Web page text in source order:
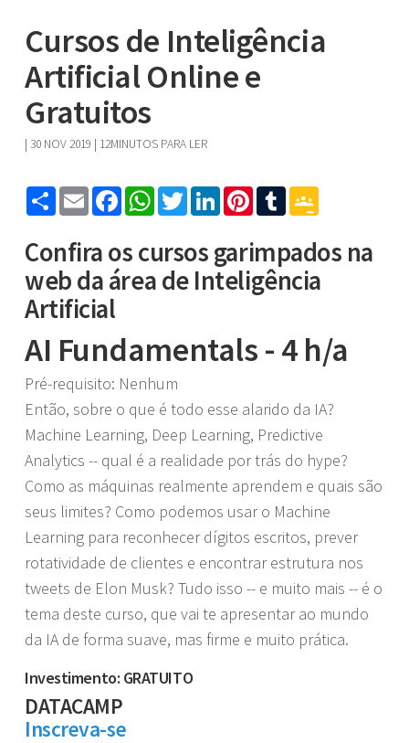
Cursos de Inteligência
Artificial Online e
Gratuitos
| 30 NOV 2019 | 12MINUTOS PARA LER
ShareEmailFacebookWhatsApp
TwitterLinkedInPinterest
Tumblr
Confira os cursos garimpados na
web da área de Inteligência
Artificial
AI Fundamentals - 4 h/a
Pré-requisito: Nenhum
Então, sobre o que é todo esse alarido da IA?
Machine Learning, Deep Learning, Predictive
Analytics -- qual é a realidade por trás do hype?
Como as máquinas realmente aprendem e quais são
seus limites? Como podemos usar o Machine
Learning para reconhecer dígitos escritos, prever
rotatividade de clientes e encontrar estrutura nos
tweets de Elon Musk? Tudo isso -- e muito mais -- é o
tema deste curso, que vai te apresentar ao mundo
da IA ​​de forma suave, mas firme e muito prática.
Investimento: GRATUITO
DATACAMP
Inscreva-se